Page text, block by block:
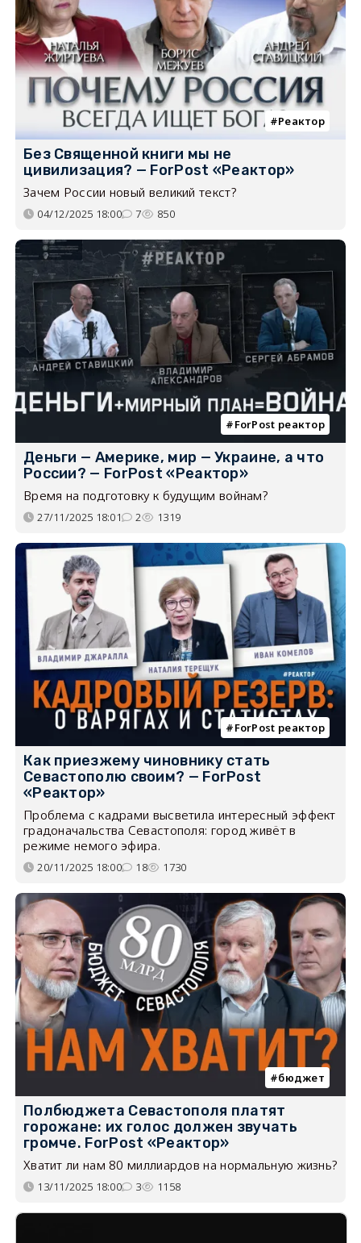
Реактор
Без Священной книги мы не
цивилизация? — ForPost «Реактор»
Зачем России новый великий текст?
04/12/2025 18:00 7 850
ForPost реактор
Деньги — Америке, мир — Украине, а что
России? — ForPost «Реактор»
Время на подготовку к будущим войнам?
27/11/2025 18:01 2 1319
ForPost реактор
Как приезжему чиновнику стать
Севастополю своим? — ForPost
«Реактор»
Проблема с кадрами высветила интересный эффект
градоначальства Севастополя: город живёт в
режиме немого эфира.
20/11/2025 18:00 18 1730
бюджет
Полбюджета Севастополя платят
горожане: их голос должен звучать
громче. ForPost «Реактор»
Хватит ли нам 80 миллиардов на нормальную жизнь?
13/11/2025 18:00 3 1158